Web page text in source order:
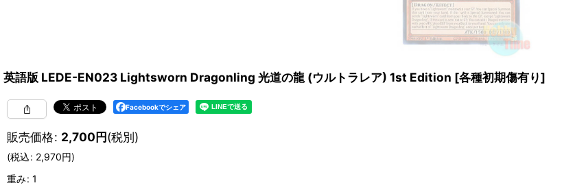
英語版 LEDE-EN023 Lightsworn Dragonling 光道の龍 (ウルトラレア) 1st Edition [各種初期傷有り]
Facebookでシェア
販売価格: 2,700円(税別)
(税込: 2,970円)
重み: 1